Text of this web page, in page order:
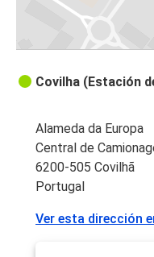
Covilha (Estación
Alameda da Europa
Central de
6200-505 Covilhã
Portugal
Ver esta dirección